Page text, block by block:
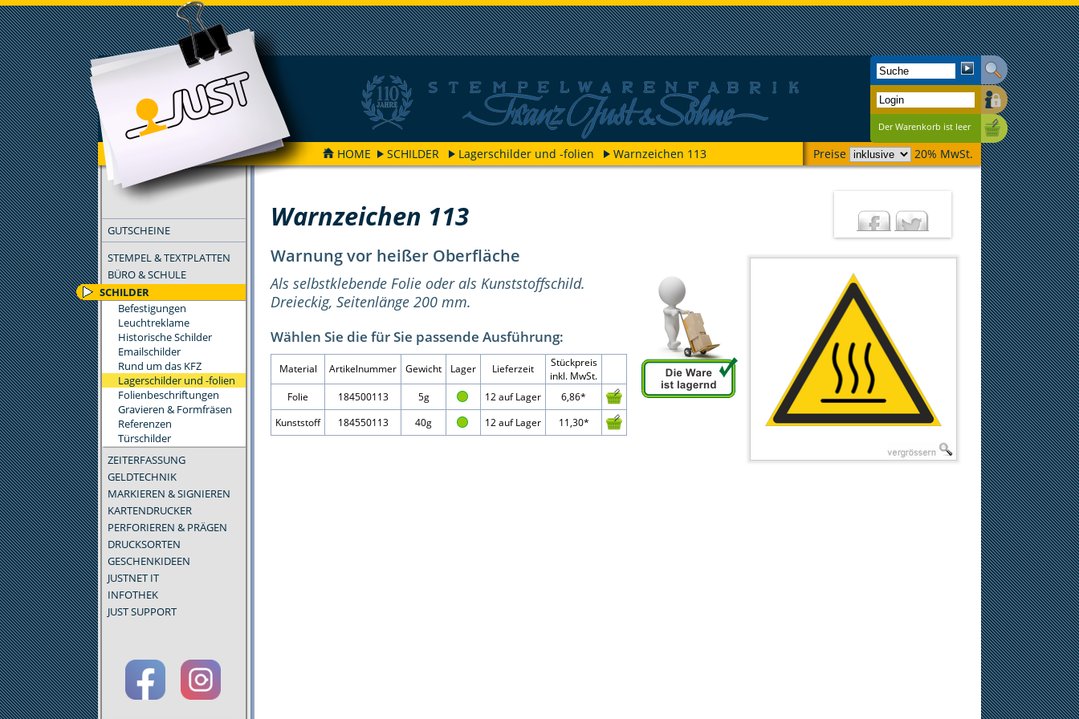
Der Warenkorb ist leer
Preise 20% MwSt.
HOME SCHILDER Lagerschilder und -folien Warnzeichen 113
GUTSCHEINE
STEMPEL & TEXTPLATTEN
BÜRO & SCHULE
SCHILDER
Befestigungen
Leuchtreklame
Historische Schilder
Emailschilder
Rund um das KFZ
Lagerschilder und -folien
Folienbeschriftungen
Gravieren & Formfräsen
Referenzen
Türschilder
ZEITERFASSUNG
GELDTECHNIK
MARKIEREN & SIGNIEREN
KARTENDRUCKER
PERFORIEREN & PRÄGEN
DRUCKSORTEN
GESCHENKIDEEN
JUSTNET IT
INFOTHEK
JUST SUPPORT
FILTER
Warnzeichen 113
Warnung vor heißer Oberfläche
Als selbstklebende Folie oder als Kunststoffschild.
Dreieckig, Seitenlänge 200 mm.
Wählen Sie die für Sie passende Ausführung:
Material Artikelnummer Gewicht Lager Lieferzeit
Stückpreis
inkl. MwSt.
Folie
184500113 5g 12 auf Lager
6,86*
Kunststoff
184550113 40g 12 auf Lager 11,30*